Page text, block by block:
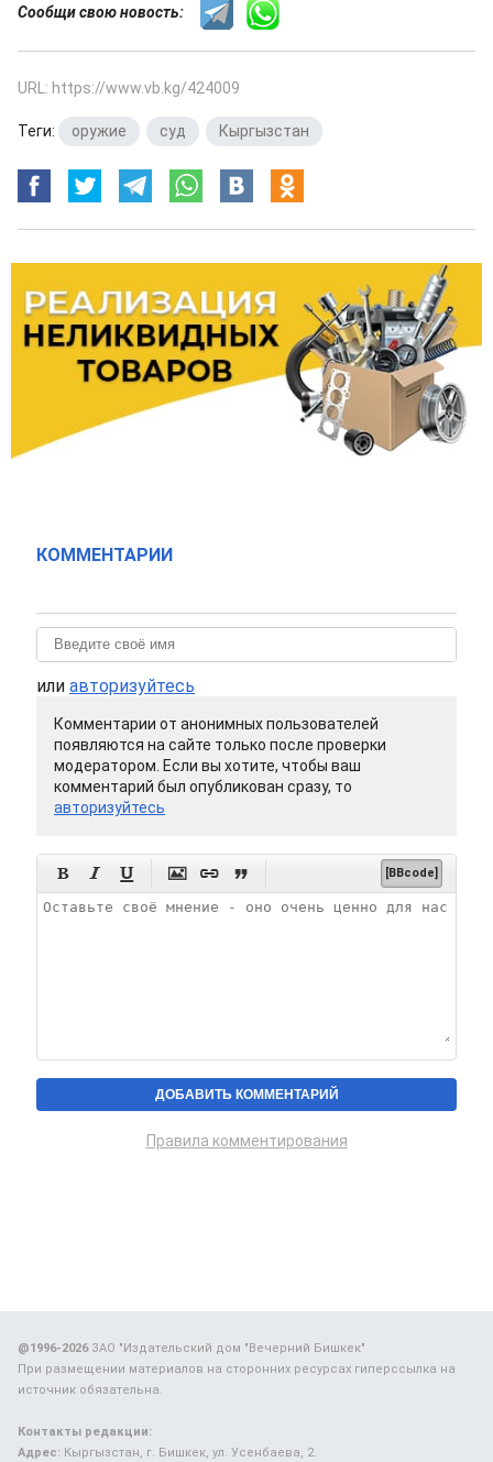
Сообщи свою новость:
URL: https://www.vb.kg/424009
Теги: оружие суд Кыргызстан
КОММЕНТАРИИ
или авторизуйтесь
Комментарии от анонимных пользователей
появляются на сайте только после проверки
модератором. Если вы хотите, чтобы ваш
комментарий был опубликован сразу, то
авторизуйтесь
      [BBcode]
Правила комментирования
@1996-2026ЗАО "Издательский дом "Вечерний Бишкек"
При размещении материалов на сторонних ресурсах гиперссылка на
источник обязательна.
Контакты редакции:
Адрес: Кыргызстан, г. Бишкек, ул. Усенбаева, 2.